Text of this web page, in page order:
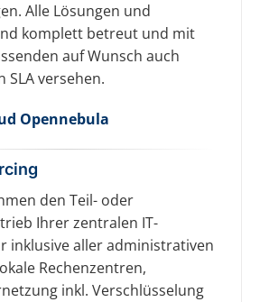
Alle Lösungen und
komplett betreut und mit
auf Wunsch auch
SLA versehen.
Opennebula
den Teil- oder
Ihrer zentralen IT-
inklusive aller administrativen
Rechenzentren,
inkl. Verschlüsselung